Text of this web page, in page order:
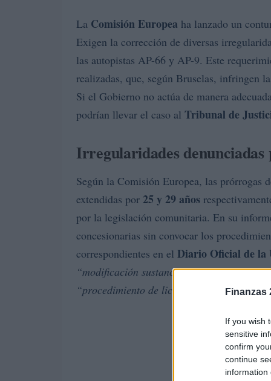
Finanzas
If you wish
sensitive
confirm
continue
information
La Comisión Europea ha lanzado un
Exigen la corrección de diversas
las autopistas AP-66 y AP-9. Este
realizadas, que, según Bruselas, infringen
Si el Gobierno no actúa de manera
podrían llevar el caso al Tribunal de
Irregularidades denunciadas
Según la Comisión Europea, las prórrogas
extendidas por 25 y 29 años
por la legislación comunitaria. En su
concesionarias sin convocar los
correspondientes en el Diario Oficial de la
“modificación sustancial”, que equivaldría
“procedimiento de licitación competitivo”